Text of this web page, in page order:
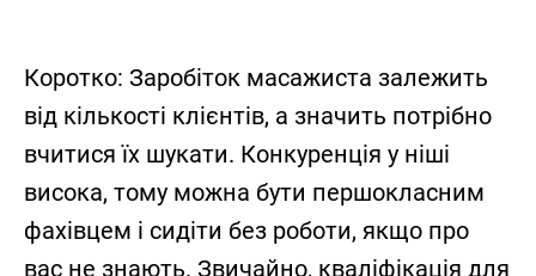
Коротко: Заробіток масажиста залежить
від кількості клієнтів, а значить потрібно
вчитися їх шукати. Конкуренція у ніші
висока, тому можна бути першокласним
фахівцем і сидіти без роботи, якщо про
вас не знають. Звичайно, кваліфікація для